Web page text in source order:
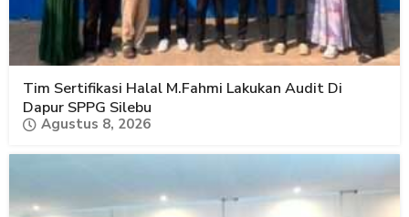
Tim Sertifikasi Halal M.Fahmi Lakukan Audit Di
Dapur SPPG Silebu
Agustus 8, 2026